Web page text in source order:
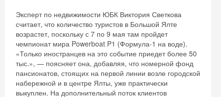
Эксперт по недвижимости ЮБК Виктория Светкова
считает, что количество туристов в Большой Ялте
возрастет, поскольку с 7 по 9 мая там пройдет
чемпионат мира Powerboat P1 (Формула-1 на воде).
«Только иностранцев на это событие приедет более 50
тыс.», — поясняет она, добавляя, что номерной фонд
пансионатов, стоящих на первой линии возле городской
набережной и в центре Ялты, уже практически
выкуплен. На дополнительный поток клиентов